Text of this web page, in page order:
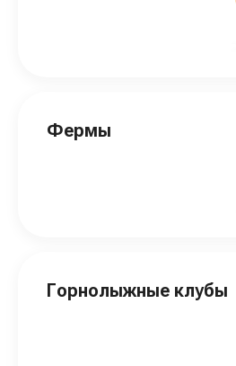
Фермы
Горнолыжные клубы